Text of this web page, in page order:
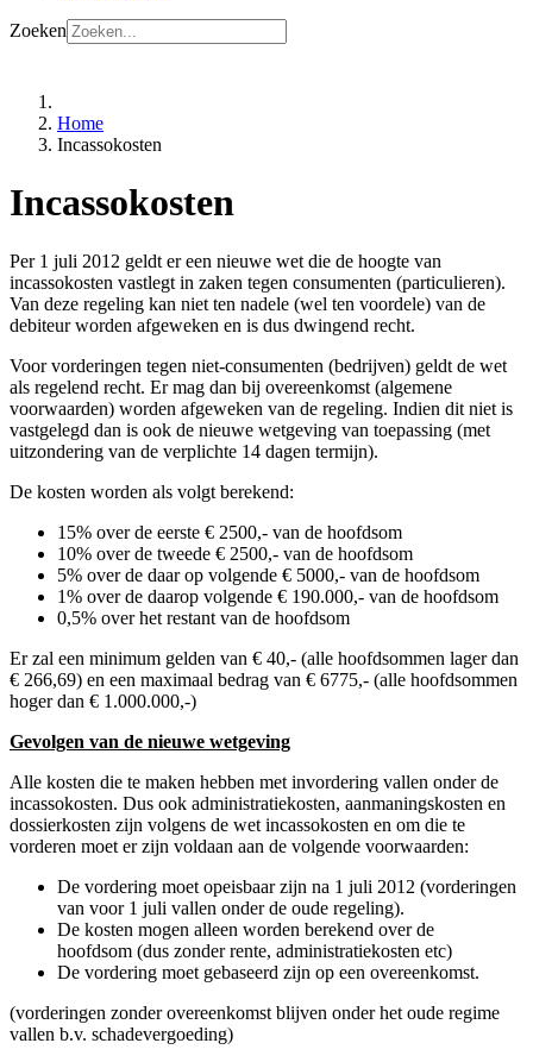
Zoeken
Home
Incassokosten
Incassokosten
Per 1 juli 2012 geldt er een nieuwe wet die de hoogte van
incassokosten vastlegt in zaken tegen consumenten (particulieren).
Van deze regeling kan niet ten nadele (wel ten voordele) van de
debiteur worden afgeweken en is dus dwingend recht.
Voor vorderingen tegen niet-consumenten (bedrijven) geldt de wet
als regelend recht. Er mag dan bij overeenkomst (algemene
voorwaarden) worden afgeweken van de regeling. Indien dit niet is
vastgelegd dan is ook de nieuwe wetgeving van toepassing (met
uitzondering van de verplichte 14 dagen termijn).
De kosten worden als volgt berekend:
15% over de eerste € 2500,- van de hoofdsom
10% over de tweede € 2500,- van de hoofdsom
5% over de daar op volgende € 5000,- van de hoofdsom
1% over de daarop volgende € 190.000,- van de hoofdsom
0,5% over het restant van de hoofdsom
Er zal een minimum gelden van € 40,- (alle hoofdsommen lager dan
€ 266,69) en een maximaal bedrag van € 6775,- (alle hoofdsommen
hoger dan € 1.000.000,-)
Gevolgen van de nieuwe wetgeving
Alle kosten die te maken hebben met invordering vallen onder de
incassokosten. Dus ook administratiekosten, aanmaningskosten en
dossierkosten zijn volgens de wet incassokosten en om die te
vorderen moet er zijn voldaan aan de volgende voorwaarden:
De vordering moet opeisbaar zijn na 1 juli 2012 (vorderingen
van voor 1 juli vallen onder de oude regeling).
De kosten mogen alleen worden berekend over de
hoofdsom (dus zonder rente, administratiekosten etc)
De vordering moet gebaseerd zijn op een overeenkomst.
(vorderingen zonder overeenkomst blijven onder het oude regime
vallen b.v. schadevergoeding)